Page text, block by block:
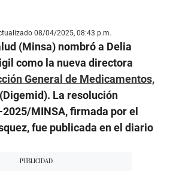
08/04/2025, 08:43 p.m.
(Minsa) nombró a Delia
como la nueva directora
General de Medicamentos,
(Digemid). La resolución
MINSA, firmada por el
fue publicada en el diario